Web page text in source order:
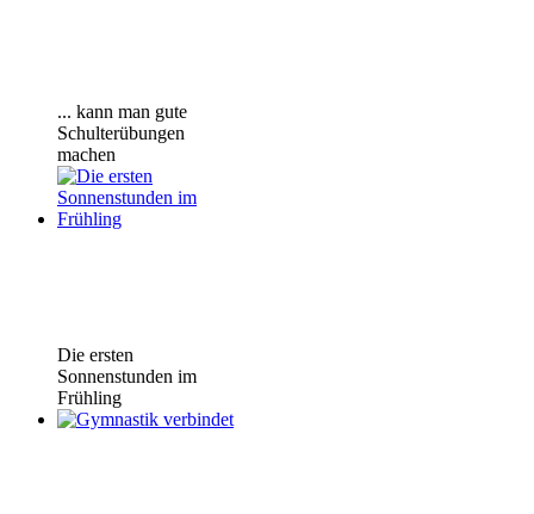
... kann man gute
Schulterübungen
machen
Die ersten
Sonnenstunden im
Frühling